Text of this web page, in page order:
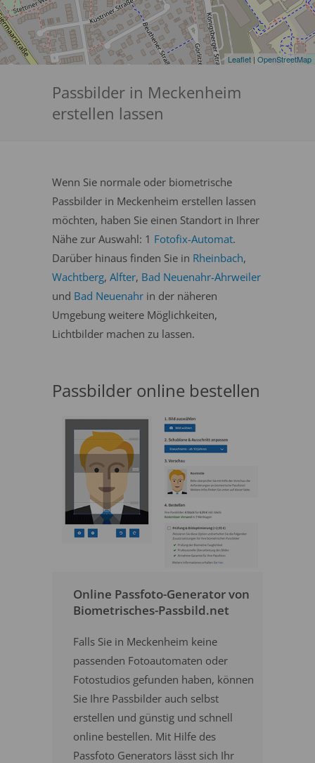
Leaflet | OpenStreetMap
Passbilder in Meckenheim
erstellen lassen
Wenn Sie normale oder biometrische
Passbilder in Meckenheim erstellen lassen
möchten, haben Sie einen Standort in Ihrer
Nähe zur Auswahl: 1 Fotofix-Automat.
Darüber hinaus finden Sie in Rheinbach,
Wachtberg, Alfter, Bad Neuenahr-Ahrweiler
und Bad Neuenahr in der näheren
Umgebung weitere Möglichkeiten,
Lichtbilder machen zu lassen.
Passbilder online bestellen
Online Passfoto-Generator von
Biometrisches-Passbild.net
Falls Sie in Meckenheim keine
passenden Fotoautomaten oder
Fotostudios gefunden haben, können
Sie Ihre Passbilder auch selbst
erstellen und günstig und schnell
online bestellen. Mit Hilfe des
Passfoto Generators lässt sich Ihr